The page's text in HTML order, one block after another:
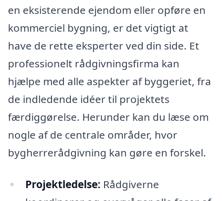
en eksisterende ejendom eller opføre en
kommerciel bygning, er det vigtigt at
have de rette eksperter ved din side. Et
professionelt rådgivningsfirma kan
hjælpe med alle aspekter af byggeriet, fra
de indledende idéer til projektets
færdiggørelse. Herunder kan du læse om
nogle af de centrale områder, hvor
bygherrerådgivning kan gøre en forskel.
Projektledelse: Rådgiverne